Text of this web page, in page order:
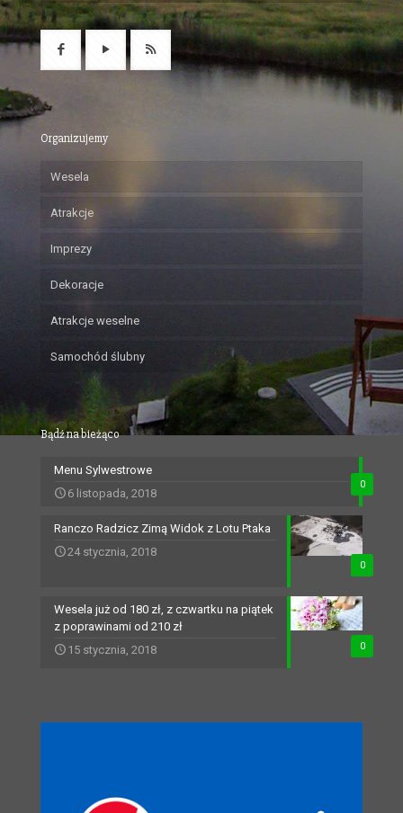
Organizujemy
Wesela
Atrakcje
Imprezy
Dekoracje
Atrakcje weselne
Samochód ślubny
Bądź na bieżąco
0
Menu Sylwestrowe
6 listopada, 2018
0
Ranczo Radzicz Zimą Widok z Lotu Ptaka
24 stycznia, 2018
0
Wesela już od 180 zł, z czwartku na piątek
z poprawinami od 210 zł
15 stycznia, 2018